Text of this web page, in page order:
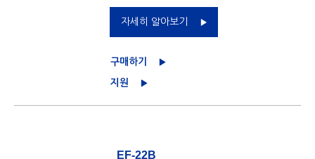
자세히 알아보기
구매하기
지원
EF-22B